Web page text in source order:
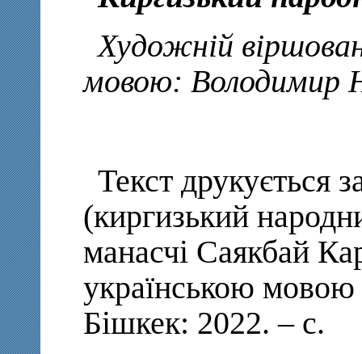
Художній
мовою: Володимир
Текст друкується
(киргизький
манасчі Саякбай
українською
Бішкек: 2022. – с.